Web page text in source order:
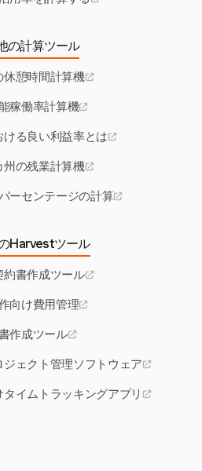
の計算ツール
休憩時間計算機
稼働率計算機
る良い利益率とは
州の残業計算機
ーセンテージの計算
Harvestツール
約書作成ツール
向け費用管理
作成ツール
ェクト管理ソフトウェア
イムトラッキングアプリ